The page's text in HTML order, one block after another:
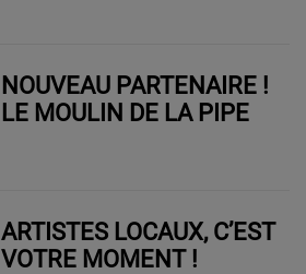
ZIG ZAG POUR LA
PLANÈTE.
NOUVEAU PARTENAIRE !
LE MOULIN DE LA PIPE
ARTISTES LOCAUX, C’EST
VOTRE MOMENT !